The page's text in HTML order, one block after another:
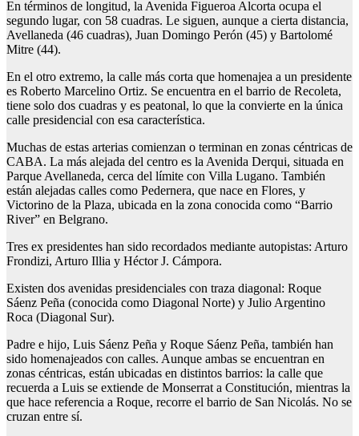
En términos de longitud, la Avenida Figueroa Alcorta ocupa el
segundo lugar, con 58 cuadras. Le siguen, aunque a cierta distancia,
Avellaneda (46 cuadras), Juan Domingo Perón (45) y Bartolomé
Mitre (44).
En el otro extremo, la calle más corta que homenajea a un presidente
es Roberto Marcelino Ortiz. Se encuentra en el barrio de Recoleta,
tiene solo dos cuadras y es peatonal, lo que la convierte en la única
calle presidencial con esa característica.
Muchas de estas arterias comienzan o terminan en zonas céntricas de
CABA. La más alejada del centro es la Avenida Derqui, situada en
Parque Avellaneda, cerca del límite con Villa Lugano. También
están alejadas calles como Pedernera, que nace en Flores, y
Victorino de la Plaza, ubicada en la zona conocida como “Barrio
River” en Belgrano.
Tres ex presidentes han sido recordados mediante autopistas: Arturo
Frondizi, Arturo Illia y Héctor J. Cámpora.
Existen dos avenidas presidenciales con traza diagonal: Roque
Sáenz Peña (conocida como Diagonal Norte) y Julio Argentino
Roca (Diagonal Sur).
Padre e hijo, Luis Sáenz Peña y Roque Sáenz Peña, también han
sido homenajeados con calles. Aunque ambas se encuentran en
zonas céntricas, están ubicadas en distintos barrios: la calle que
recuerda a Luis se extiende de Monserrat a Constitución, mientras la
que hace referencia a Roque, recorre el barrio de San Nicolás. No se
cruzan entre sí.